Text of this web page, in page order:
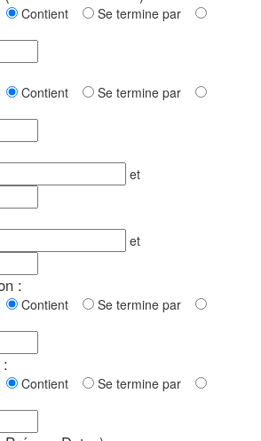
Contient
Se termine par
Contient
Se termine par
et
et
:
Contient
Se termine par
Contient
Se termine par